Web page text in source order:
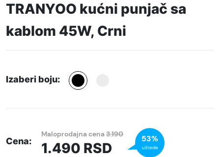
TRANYOO kućni punjač sa
kablom 45W, Crni
Izaberi boju:
Cena:
Maloprodajna cena3.190
1.490 RSD
53%
uštede